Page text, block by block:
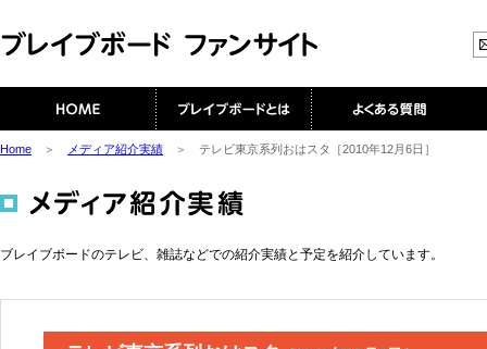
Home ＞ メディア紹介実績 ＞ テレビ東京系列おはスタ［2010年12月6日］
ブレイブボードのテレビ、雑誌などでの紹介実績と予定を紹介しています。